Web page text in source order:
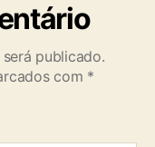
publicado.
com *